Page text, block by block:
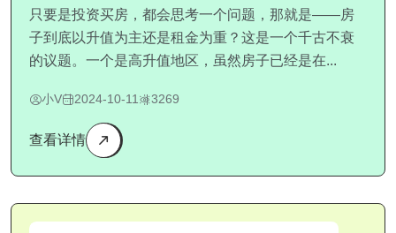
只要是投资买房，都会思考一个问题，那就是——房
子到底以升值为主还是租金为重？这是一个千古不衰
的议题。一个是高升值地区，虽然房子已经是在...
小V 2024-10-11 3269
查看详情